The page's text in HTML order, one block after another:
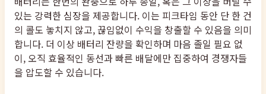
있는 강력한 심장을 제공합니다. 이는 피크타임 동안 단 한 건
의 콜도 놓치지 않고, 끊임없이 수익을 창출할 수 있음을 의미
합니다. 더 이상 배터리 잔량을 확인하며 마음 졸일 필요 없
이, 오직 효율적인 동선과 빠른 배달에만 집중하여 경쟁자들
을 압도할 수 있습니다.